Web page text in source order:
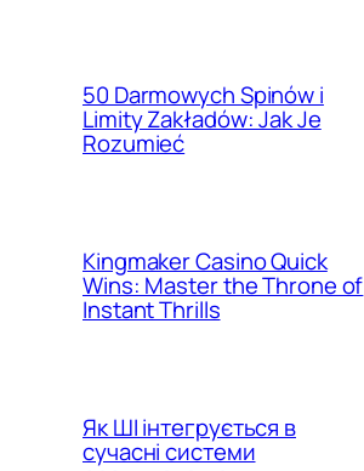
50 Darmowych Spinów i
Limity Zakładów: Jak Je
Rozumieć
Kingmaker Casino Quick
Wins: Master the Throne of
Instant Thrills
Як ШІ інтегрується в
сучасні системи